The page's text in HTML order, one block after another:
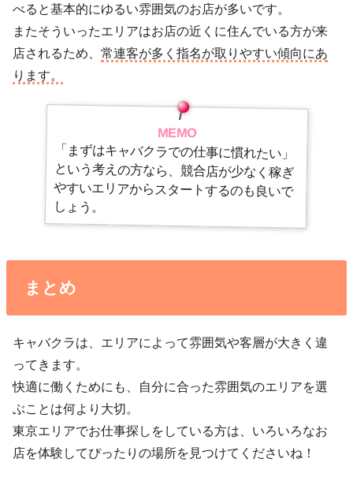
べると基本的にゆるい雰囲気のお店が多いです。
またそういったエリアはお店の近くに住んでいる方が来
店されるため、常連客が多く指名が取りやすい傾向にあ
ります。
MEMO
「まずはキャバクラでの仕事に慣れたい」
という考えの方なら、競合店が少なく稼ぎ
やすいエリアからスタートするのも良いで
しょう。
まとめ
キャバクラは、エリアによって雰囲気や客層が大きく違
ってきます。
快適に働くためにも、自分に合った雰囲気のエリアを選
ぶことは何より大切。
東京エリアでお仕事探しをしている方は、いろいろなお
店を体験してぴったりの場所を見つけてくださいね！